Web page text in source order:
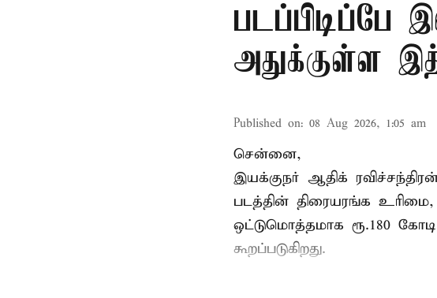
அதுக்குள்ள
Published on: 08 Aug 2026, 1:05 am
சென்னை,
இயக்குநர் ஆதிக்
படத்தின் திரையரங்க
ஒட்டுமொத்தமாக ரூ.180 கோடி
கூறப்படுகிறது.